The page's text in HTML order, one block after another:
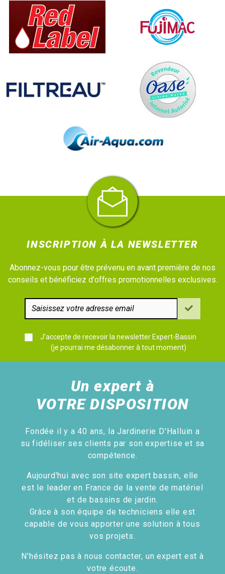
INSCRIPTION À LA NEWSLETTER
Abonnez-vous pour être prévenu en avant première de nos
conseils et bénéficiez d'offres promotionnelles exclusives.
J'accepte de recevoir la newsletter Expert-Bassin
(je pourrai me désabonner à tout moment)
Un expert à
VOTRE DISPOSITION
Fondée il y a 40 ans, la Jardinerie D'Halluin a
su fidéliser ses clients par son expertise et sa
compétence.
Aujourd'hui avec son site expert bassin, elle
est le leader en France de la vente de matériel
et de bassins de jardin.
Grâce à son équipe de techniciens elle est
capable de vous apporter une solution à tous
vos projets.
N'hésitez pas à nous contacter, un expert est à
votre écoute.